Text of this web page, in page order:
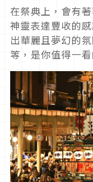
在祭典上，會有
神靈表達豐收的
出華麗且夢幻的
等，是你值得一